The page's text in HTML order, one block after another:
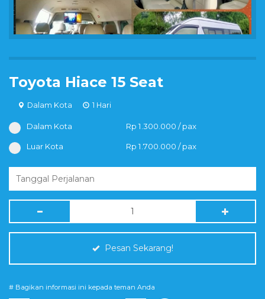
Toyota Hiace 15 Seat
Dalam Kota 1 Hari
Dalam Kota Rp 1.300.000 / pax
Luar Kota Rp 1.700.000 / pax
Pesan Sekarang!
# Bagikan informasi ini kepada teman Anda